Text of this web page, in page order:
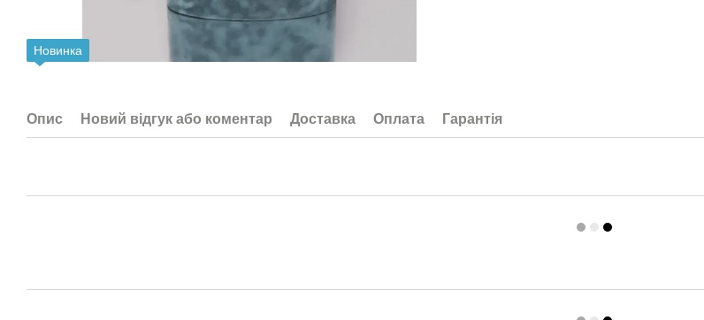
Новинка
Опис Новий відгук або коментар Доставка Оплата Гарантія